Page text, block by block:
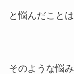
と悩んだこと
そのような悩